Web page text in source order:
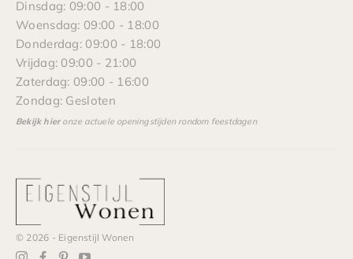
Dinsdag: 09:00 - 18:00
Woensdag: 09:00 - 18:00
Donderdag: 09:00 - 18:00
Vrijdag: 09:00 - 21:00
Zaterdag: 09:00 - 16:00
Zondag: Gesloten
Bekijk hieronze actuele openingstijden rondom feestdagen
© 2026 - Eigenstijl Wonen